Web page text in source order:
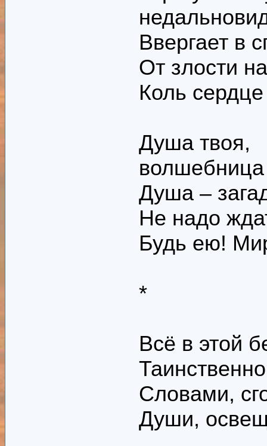
Ввергает в
От злости
Коль
Душа твоя,
Душа –
Не надо
Будь ею!
*
Всё в этой
Словами,
Души,